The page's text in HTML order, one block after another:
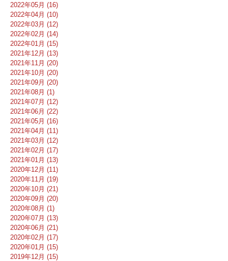
2022年05月 (16)
2022年04月 (10)
2022年03月 (12)
2022年02月 (14)
2022年01月 (15)
2021年12月 (13)
2021年11月 (20)
2021年10月 (20)
2021年09月 (20)
2021年08月 (1)
2021年07月 (12)
2021年06月 (22)
2021年05月 (16)
2021年04月 (11)
2021年03月 (12)
2021年02月 (17)
2021年01月 (13)
2020年12月 (11)
2020年11月 (19)
2020年10月 (21)
2020年09月 (20)
2020年08月 (1)
2020年07月 (13)
2020年06月 (21)
2020年02月 (17)
2020年01月 (15)
2019年12月 (15)